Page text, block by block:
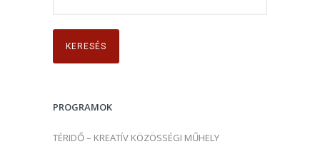
r
s
:PROGRAMOK
TÉRIDŐ – KREATÍV KÖZÖSSÉGI MŰHELY